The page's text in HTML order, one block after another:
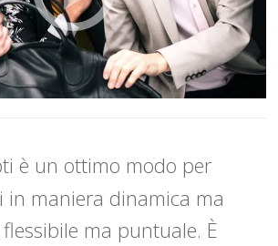
è un ottimo modo per
in maniera dinamica ma
ma puntuale. È